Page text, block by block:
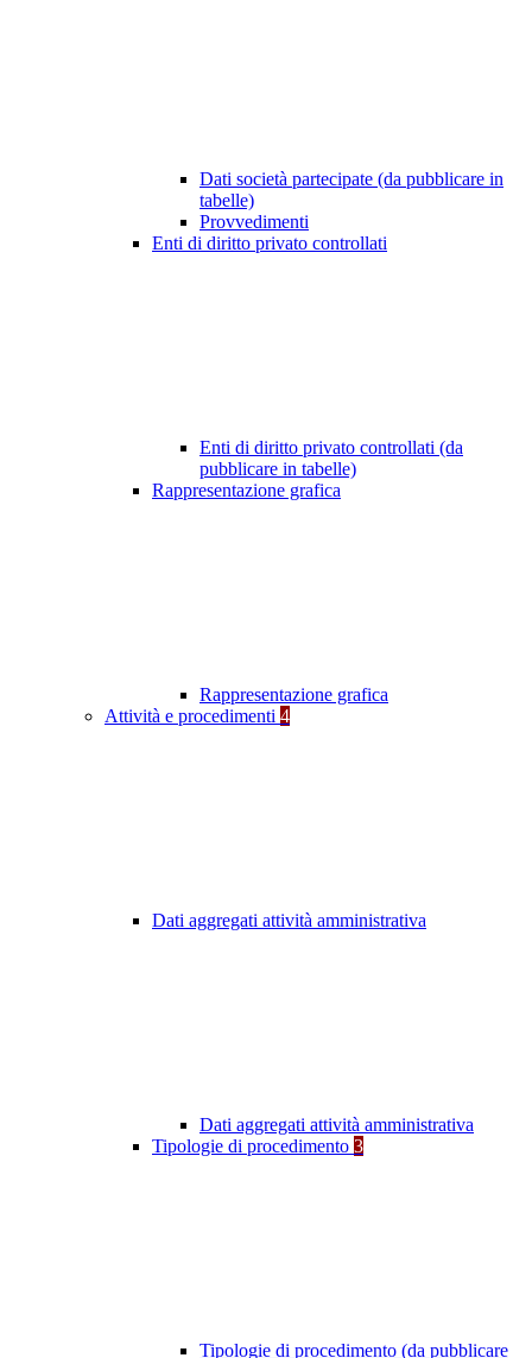
Dati società partecipate (da pubblicare in
tabelle)
Provvedimenti
Enti di diritto privato controllati
Enti di diritto privato controllati (da
pubblicare in tabelle)
Rappresentazione grafica
Rappresentazione grafica
Attività e procedimenti 4
Dati aggregati attività amministrativa
Dati aggregati attività amministrativa
Tipologie di procedimento 3
Tipologie di procedimento (da pubblicare